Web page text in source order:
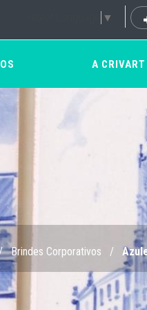
▼
A CRIVART
Brindes Corporativos /